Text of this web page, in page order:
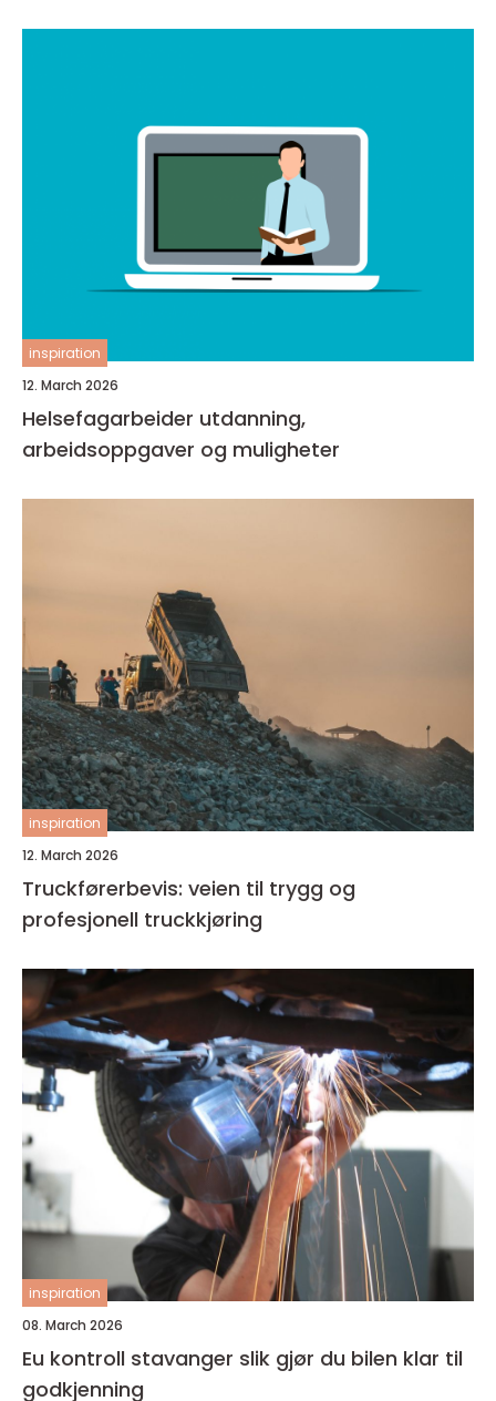
inspiration
12. March 2026
Helsefagarbeider utdanning,
arbeidsoppgaver og muligheter
inspiration
12. March 2026
Truckførerbevis: veien til trygg og
profesjonell truckkjøring
inspiration
08. March 2026
Eu kontroll stavanger slik gjør du bilen klar til
godkjenning